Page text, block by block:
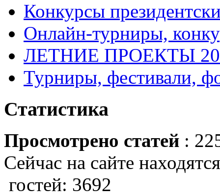
Конкурсы
Онлайн-турниры,
ЛЕТНИЕ ПРОЕКТЫ
Турниры, фестивали,
Статистика
Просмотрено статей :
Сейчас на сайте
гостей: 3692